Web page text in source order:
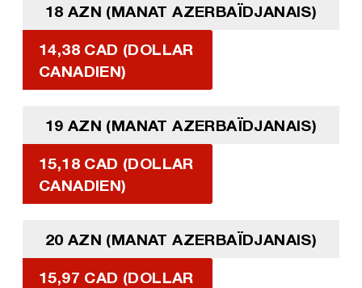
18 AZN (MANAT AZERBAÏDJANAIS)
14,38 CAD (DOLLAR
CANADIEN)
19 AZN (MANAT AZERBAÏDJANAIS)
15,18 CAD (DOLLAR
CANADIEN)
20 AZN (MANAT AZERBAÏDJANAIS)
15,97 CAD (DOLLAR